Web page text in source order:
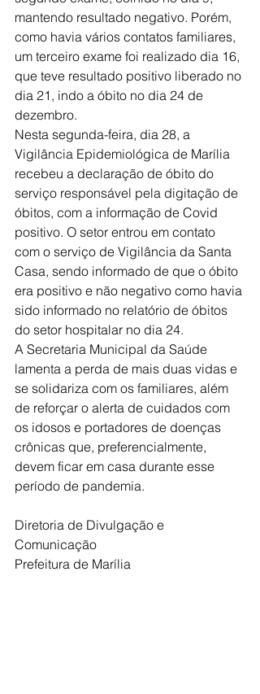
mantendo resultado negativo. Porém,
como havia vários contatos familiares,
um terceiro exame foi realizado dia 16,
que teve resultado positivo liberado no
dia 21, indo a óbito no dia 24 de
dezembro.
Nesta segunda-feira, dia 28, a
Vigilância Epidemiológica de Marília
recebeu a declaração de óbito do
serviço responsável pela digitação de
óbitos, com a informação de Covid
positivo. O setor entrou em contato
com o serviço de Vigilância da Santa
Casa, sendo informado de que o óbito
era positivo e não negativo como havia
sido informado no relatório de óbitos
do setor hospitalar no dia 24.
A Secretaria Municipal da Saúde
lamenta a perda de mais duas vidas e
se solidariza com os familiares, além
de reforçar o alerta de cuidados com
os idosos e portadores de doenças
crônicas que, preferencialmente,
devem ficar em casa durante esse
período de pandemia.
Diretoria de Divulgação e
Comunicação
Prefeitura de Marília